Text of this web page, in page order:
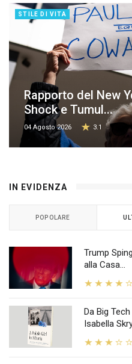
STILE DI VITA
Rapporto del New
Shock e Tumul...
04 Agosto 2026 3.1
IN EVIDENZA
POPOLARE
Trump
alla Casa...
Da Big
Isabella